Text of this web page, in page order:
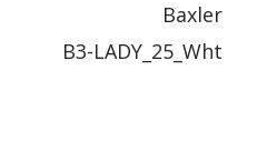
Baxler
B3-LADY_25_Wht